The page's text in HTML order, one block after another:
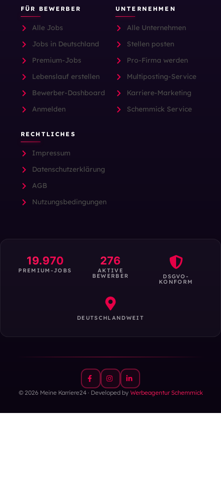
FÜR BEWERBER
Alle Jobs
Jobs in Deutschland
Premium-Jobs
Lebenslauf erstellen
Bewerber-Dashboard
Anmelden
UNTERNEHMEN
Alle Unternehmen
Stellen posten
Pro-Firma werden
Multiposting-Service
Karriere-Marketing
Schemmick Service
RECHTLICHES
Impressum
Datenschutzerklärung
AGB
Nutzungsbedingungen
19.970
PREMIUM-JOBS
276
AKTIVE
BEWERBER DSGVO-
KONFORM
DEUTSCHLANDWEIT
© 2026 Meine Karriere24 · Developed by Werbeagentur Schemmick